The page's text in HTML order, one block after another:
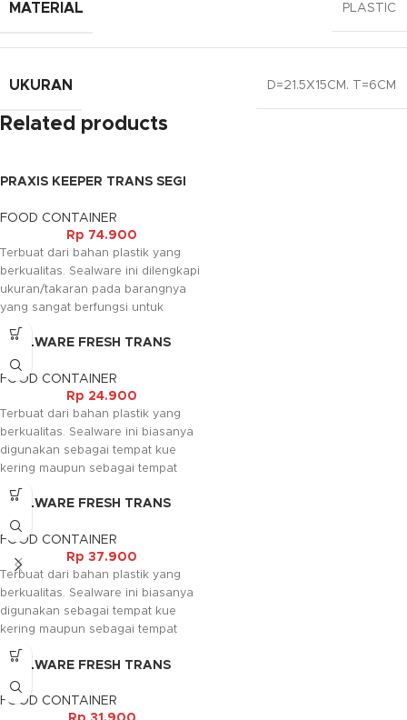
MATERIAL PLASTIC
UKURAN D=21.5X15CM. T=6CM
Related products
PRAXIS KEEPER TRANS SEGI
FOOD CONTAINER
Rp 74.900
Terbuat dari bahan plastik yang
berkualitas. Sealware ini dilengkapi
ukuran/takaran pada barangnya
yang sangat berfungsi untuk
mentakar bahan makanan seperti
tepung, gula maupun lainnya.
Sealware ini biasanya digunakan
sebagai tempat kue kering maupun
sebagai tempat bahan makanan
sesuai dengan keperluan. Selain itu
sealware ini juga mudah
dibersihkan sehingga dapat
digunakan berulang ulang, dan
dapat digunakan pada mcrowave
untuk memanaskan dengan
catatan tutupnya harus dibuka.
SEALWARE FRESH TRANS
BULAT (2,35LT)
FOOD CONTAINER
Rp 24.900
Terbuat dari bahan plastik yang
berkualitas. Sealware ini biasanya
digunakan sebagai tempat kue
kering maupun sebagai tempat
bahan makanan sesuai dengan
keperluan. Selain itu sealware ini
juga mudah dibersihkan sehingga
dapat digunakan berulang ulang,
dan dapat digunakan pada
mcrowave untuk memanaskan
dengan catatan tutupnya harus
dibuka.
SEALWARE FRESH TRANS
SEGI (2,5LT)
FOOD CONTAINER
Rp 37.900
Terbuat dari bahan plastik yang
berkualitas. Sealware ini biasanya
digunakan sebagai tempat kue
kering maupun sebagai tempat
bahan makanan sesuai dengan
keperluan. Selain itu sealware ini
juga mudah dibersihkan sehingga
dapat digunakan berulang ulang,
SEALWARE FRESH TRANS
SEGI (3,35LT)
FOOD CONTAINER